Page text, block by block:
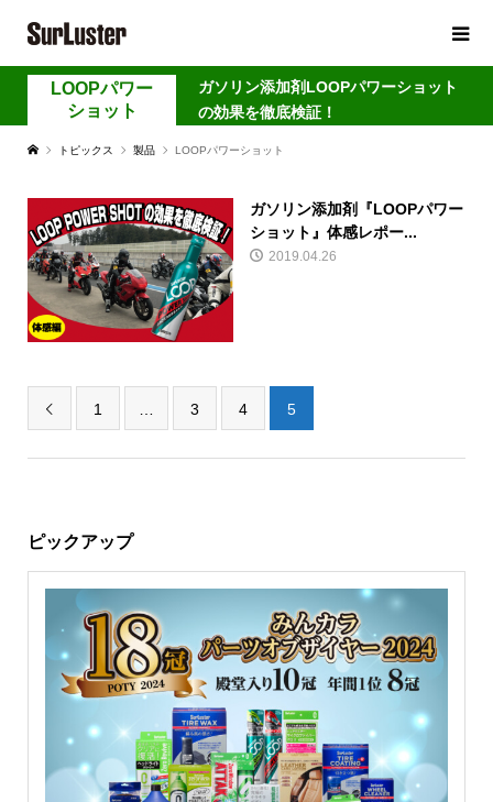
LOOPパワー
ショット
ガソリン添加剤LOOPパワーショット
の効果を徹底検証！
トピックス 製品 LOOPパワーショット
ガソリン添加剤『LOOPパワー
ショット』体感レポー...
2019.04.26
 1 3 4 5
ピックアップ